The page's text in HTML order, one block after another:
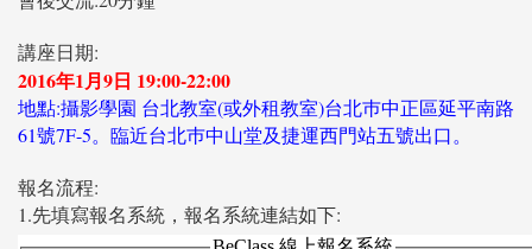
講座日期:
2016年1月9日 19:00-22:00
地點:攝影學園 台北教室(或外租教室)台北巿中正區延平南路
61號7F-5。臨近台北巿中山堂及捷運西門站五號出口。
報名流程:
1.先填寫報名系統，報名系統連結如下: